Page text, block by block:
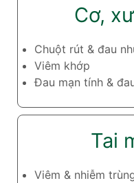
Cơ,
Chuột rút & đau
Viêm khớp
Đau mạn tính &
Tai
Viêm & nhiễm